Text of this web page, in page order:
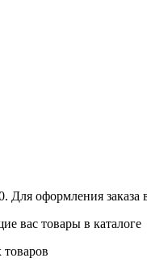
Для оформления
вас товары в каталоге